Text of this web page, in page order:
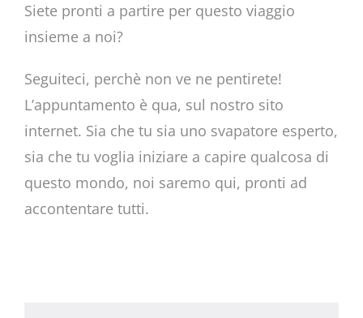
Siete pronti a partire per questo viaggio
insieme a noi?
Seguiteci, perchè non ve ne pentirete!
L’appuntamento è qua, sul nostro sito
internet. Sia che tu sia uno svapatore esperto,
sia che tu voglia iniziare a capire qualcosa di
questo mondo, noi saremo qui, pronti ad
accontentare tutti.